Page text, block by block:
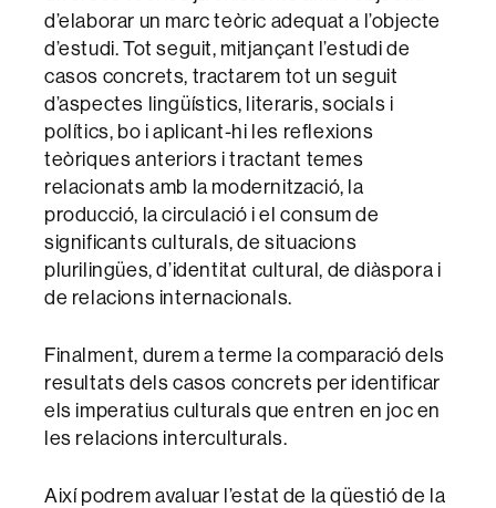
d’elaborar un marc teòric adequat a l’objecte
d’estudi. Tot seguit, mitjançant l’estudi de
casos concrets, tractarem tot un seguit
d’aspectes lingüístics, literaris, socials i
polítics, bo i aplicant-hi les reflexions
teòriques anteriors i tractant temes
relacionats amb la modernització, la
producció, la circulació i el consum de
significants culturals, de situacions
plurilingües, d’identitat cultural, de diàspora i
de relacions internacionals.
Finalment, durem a terme la comparació dels
resultats dels casos concrets per identificar
els imperatius culturals que entren en joc en
les relacions interculturals.
Així podrem avaluar l’estat de la qüestió de la